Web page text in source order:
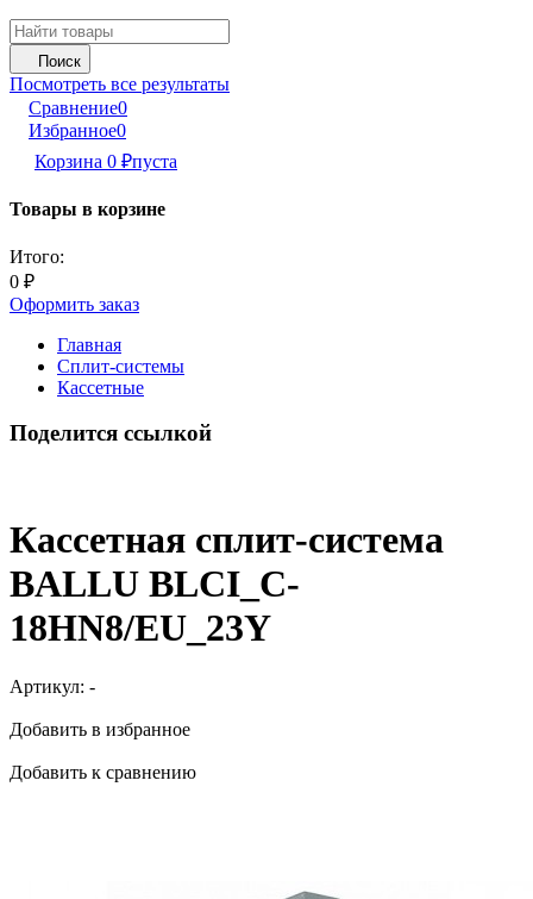
Поиск
Посмотреть все результаты
Сравнение0
Избранное0
Корзина 0 ₽пуста
Товары в корзине
Итого:
0 ₽
Оформить заказ
Главная
Сплит-системы
Кассетные
Поделится ссылкой
Кассетная сплит-система
BALLU BLCI_C-
18HN8/EU_23Y
Артикул: -
Добавить в избранное
Добавить к сравнению